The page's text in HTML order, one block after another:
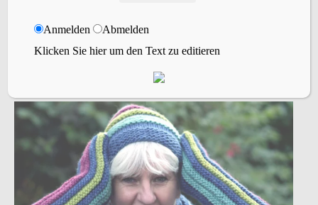
gleichzeitig abketten. Dabei werden die 6
Arbeitsnadel einzeln abgekettet. Alle
Anmelden
Abmelden
Klicken Sie hier um den Text zu editieren